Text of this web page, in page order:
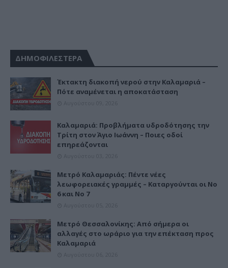
ΔΗΜΟΦΙΛΕΣΤΕΡΑ
Έκτακτη διακοπή νερού στην Καλαμαριά –
Πότε αναμένεται η αποκατάσταση
Καλαμαριά: Προβλήματα υδροδότησης την
Τρίτη στον Άγιο Ιωάννη – Ποιες οδοί
επηρεάζονται
Μετρό Καλαμαριάς: Πέντε νέες
λεωφορειακές γραμμές – Καταργούνται οι Νο
6 και Νο 7
Μετρό Θεσσαλονίκης: Από σήμερα οι
αλλαγές στο ωράριο για την επέκταση προς
Καλαμαριά